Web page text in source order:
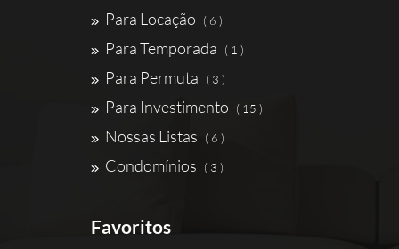
Para Locação ( 6 )
Para Temporada ( 1 )
Para Permuta ( 3 )
Para Investimento ( 15 )
Nossas Listas ( 6 )
Condomínios ( 3 )
Favoritos